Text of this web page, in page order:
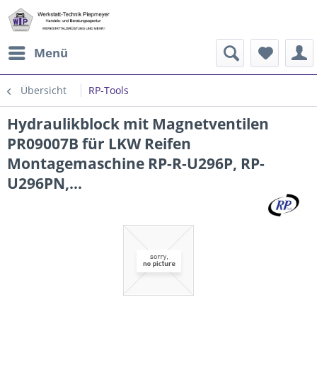
Menü
Übersicht RP-Tools
Hydraulikblock mit Magnetventilen
PR09007B für LKW Reifen
Montagemaschine RP-R-U296P, RP-
U296PN,...